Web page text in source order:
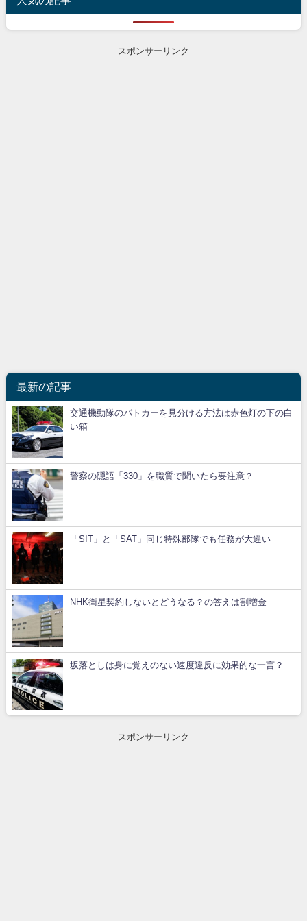
スポンサーリンク
最新の記事
交通機動隊のパトカーを見分ける方法は赤色灯の下の白
い箱
警察の隠語「330」を職質で聞いたら要注意？
「SIT」と「SAT」同じ特殊部隊でも任務が大違い
NHK衛星契約しないとどうなる？の答えは割増金
坂落としは身に覚えのない速度違反に効果的な一言？
スポンサーリンク